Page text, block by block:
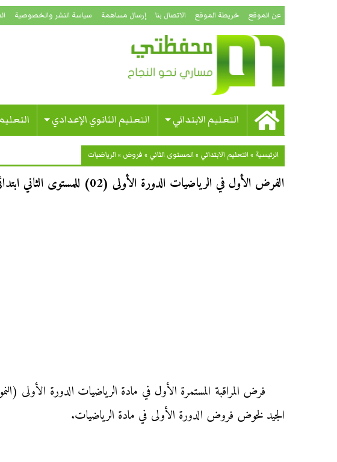
عن الموقع خريطة الموقع الاتصال بنا إرسال مساهمة سياسة النشر والخصوصية
التعليم الابتدائي التعليم الثانوي الإعدادي
الرئيسية »التعليم الابتدائي »المستوى الثاني » فروض »الرياضيات
الفرض الأول في الرياضيات الدورة الأولى (02) للمستوى الثاني ابتدائي
الجيد لخوض فروض الدورة الأولى في مادة الرياضيات.